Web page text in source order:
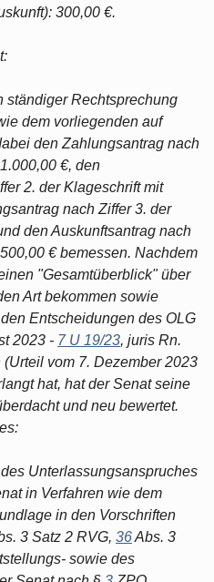
300,00 €.
ständiger Rechtsprechung
dem vorliegenden auf
den Zahlungsantrag nach
€, den
2. der Klageschrift mit
nach Ziffer 3. der
den Auskunftsantrag nach
€ bemessen. Nachdem
"Gesamtüberblick" über
Art bekommen sowie
Entscheidungen des OLG
2023 - 7 U 19/23, juris Rn.
vom 7. Dezember 2023
hat, hat der Senat seine
und neu bewertet.
Unterlassungsanspruches
in Verfahren wie dem
in den Vorschriften
3 Satz 2 RVG, 36Abs. 3
sowie des